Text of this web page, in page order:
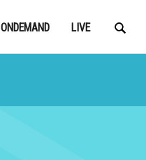
LIVE
ONDEMAND